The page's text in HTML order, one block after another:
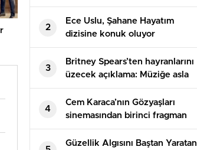
enjekte ettirdi
2
Ece Uslu, Şahane Hayatım
dizisine konuk oluyor
3
Britney Spears’ten hayranlarını
üzecek açıklama: Müziğe asla
geri dönmeyeceğim
4
Cem Karaca’nın Gözyaşları
sinemasından birinci fragman
geldi! İsmail Hacıoğlu’nun
oyunculuğuna övgü yağdı
Güzellik Algısını Baştan Yaratan